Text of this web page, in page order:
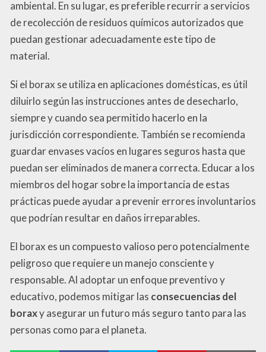
ambiental. En su lugar, es preferible recurrir a servicios
de recolección de residuos químicos autorizados que
puedan gestionar adecuadamente este tipo de
material.
Si el borax se utiliza en aplicaciones domésticas, es útil
diluirlo según las instrucciones antes de desecharlo,
siempre y cuando sea permitido hacerlo en la
jurisdicción correspondiente. También se recomienda
guardar envases vacíos en lugares seguros hasta que
puedan ser eliminados de manera correcta. Educar a los
miembros del hogar sobre la importancia de estas
prácticas puede ayudar a prevenir errores involuntarios
que podrían resultar en daños irreparables.
El borax es un compuesto valioso pero potencialmente
peligroso que requiere un manejo consciente y
responsable. Al adoptar un enfoque preventivo y
educativo, podemos mitigar las consecuencias del
boraxy asegurar un futuro más seguro tanto para las
personas como para el planeta.